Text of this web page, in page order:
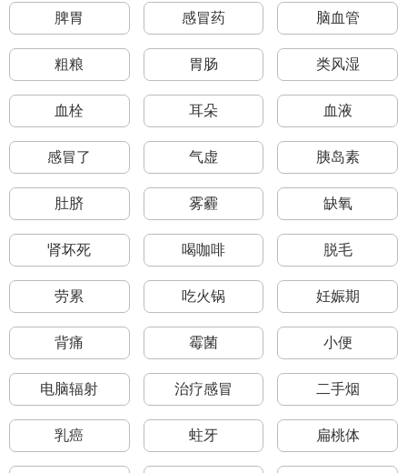
脾胃 感冒药 脑血管
粗粮 胃肠 类风湿
血栓 耳朵 血液
感冒了 气虚 胰岛素
肚脐 雾霾 缺氧
肾坏死 喝咖啡 脱毛
劳累 吃火锅 妊娠期
背痛 霉菌 小便
电脑辐射 治疗感冒 二手烟
乳癌 蛀牙 扁桃体